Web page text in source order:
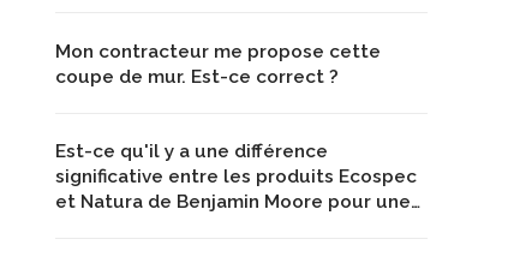
Mon contracteur me propose cette
coupe de mur. Est-ce correct ?
Est-ce qu'il y a une différence
significative entre les produits Ecospec
et Natura de Benjamin Moore pour une…